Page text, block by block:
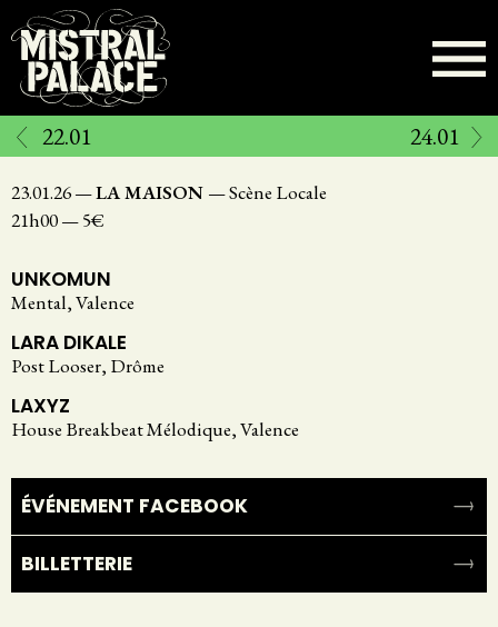
Aller
au
contenu
principal
22.01 24.01
23.01.26—LA MAISON —Scène Locale
21h00—5€
UNKOMUN
Mental, Valence
LARA DIKALE
Post Looser, Drôme
LAXYZ
House Breakbeat Mélodique, Valence
ÉVÉNEMENT FACEBOOK
BILLETTERIE